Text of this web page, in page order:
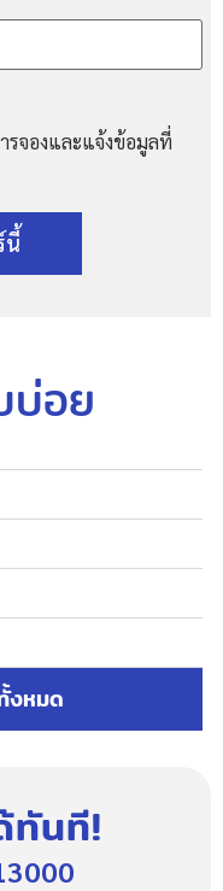
จองและแจ้งข้อมูลที่
นี้
บ่อย
งหมด
ทันที!